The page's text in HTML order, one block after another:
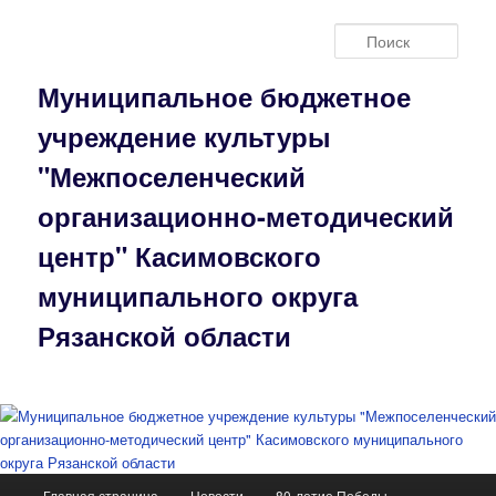
Муниципальное бюджетное
учреждение культуры
"Межпоселенческий
организационно-методический
центр" Касимовского
муниципального округа
Рязанской области